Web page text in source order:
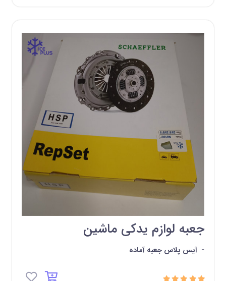
جعبه لوازم یدکی ماشین
- آیس پلاس جعبه آماده